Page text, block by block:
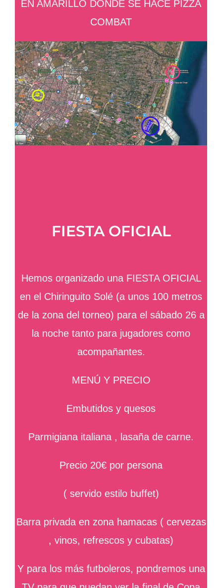
EN AMARILLO DONDE SE HACE PIZZA
COMBAT
FIESTA OFICIAL
Hemos organizado una FIESTA OFICIAL
en el Chiringuito Solé (a unos 100 metros
de la zona del torneo) para el sábado 26 a
la noche tanto para jugadores como
acompañantes.
MENÚ Y PRECIO
Embutidos y quesos
Parmigiana italiana , lasaña de carne.
Precio 20€ por persona
( servido estilo buffet)
Barra privada en zona hamacas ( cervezas
, vinos, refrescos y cubatas)
Y para los más futboleros, pondremos una